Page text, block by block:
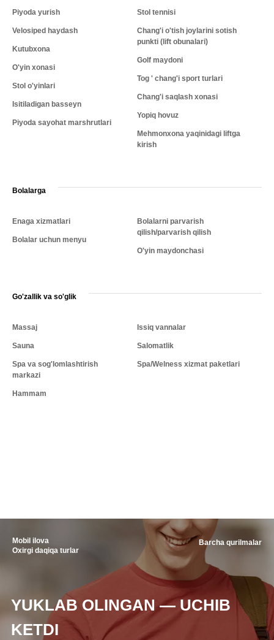
Piyoda yurish
Velosiped haydash
Kutubxona
O'yin xonasi
Stol o'yinlari
Isitiladigan basseyn
Piyoda sayohat marshrutlari
Stol tennisi
Chang'i o'tish joylarini sotish
punkti (lift obunalari)
Golf maydoni
Tog ' chang'i sport turlari
Chang'i saqlash xonasi
Yopiq hovuz
Mehmonxona yaqinidagi liftga
kirish
Bolalarga
Enaga xizmatlari
Bolalar uchun menyu
Bolalarni parvarish
qilish/parvarish qilish
O'yin maydonchasi
Go'zallik va so'glik
Massaj
Sauna
Spa va sog'lomlashtirish
markazi
Hammam
Issiq vannalar
Salomatlik
Spa/Welness xizmat paketlari
Mobil ilova
Oxirgi daqiqa turlar
YUKLAB OLINGAN — UCHIB
KETDI
Barcha qurilmalar